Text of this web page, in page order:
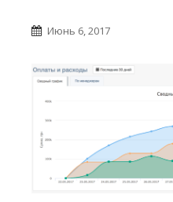
Июнь 6, 2017